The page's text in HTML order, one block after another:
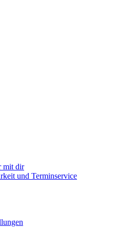
mit dir
und Terminservice